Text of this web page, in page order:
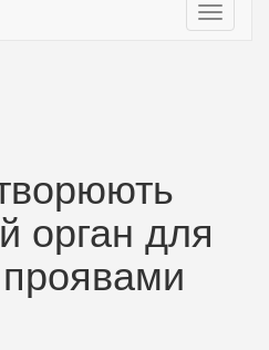
Toggle
орган для